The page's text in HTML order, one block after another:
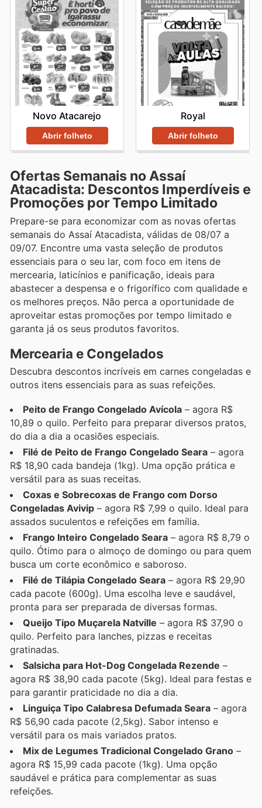
Novo Atacarejo
Abrir folheto
Royal
Abrir folheto
Ofertas Semanais no Assaí
Atacadista: Descontos Imperdíveis e
Promoções por Tempo Limitado
Prepare-se para economizar com as novas ofertas
semanais do Assaí Atacadista, válidas de 08/07 a
09/07. Encontre uma vasta seleção de produtos
essenciais para o seu lar, com foco em itens de
mercearia, laticínios e panificação, ideais para
abastecer a despensa e o frigorífico com qualidade e
os melhores preços. Não perca a oportunidade de
aproveitar estas promoções por tempo limitado e
garanta já os seus produtos favoritos.
Mercearia e Congelados
Descubra descontos incríveis em carnes congeladas e
outros itens essenciais para as suas refeições.
Peito de Frango Congelado Avícola – agora R$
10,89 o quilo. Perfeito para preparar diversos pratos,
do dia a dia a ocasiões especiais.
Filé de Peito de Frango Congelado Seara – agora
R$ 18,90 cada bandeja (1kg). Uma opção prática e
versátil para as suas receitas.
Coxas e Sobrecoxas de Frango com Dorso
Congeladas Avivip – agora R$ 7,99 o quilo. Ideal para
assados suculentos e refeições em família.
Frango Inteiro Congelado Seara – agora R$ 8,79 o
quilo. Ótimo para o almoço de domingo ou para quem
busca um corte econômico e saboroso.
Filé de Tilápia Congelado Seara – agora R$ 29,90
cada pacote (600g). Uma escolha leve e saudável,
pronta para ser preparada de diversas formas.
Queijo Tipo Muçarela Natville – agora R$ 37,90 o
quilo. Perfeito para lanches, pizzas e receitas
gratinadas.
Salsicha para Hot-Dog Congelada Rezende –
agora R$ 38,90 cada pacote (5kg). Ideal para festas e
para garantir praticidade no dia a dia.
Linguiça Tipo Calabresa Defumada Seara – agora
R$ 56,90 cada pacote (2,5kg). Sabor intenso e
versátil para os mais variados pratos.
Mix de Legumes Tradicional Congelado Grano –
agora R$ 15,99 cada pacote (1kg). Uma opção
saudável e prática para complementar as suas
refeições.